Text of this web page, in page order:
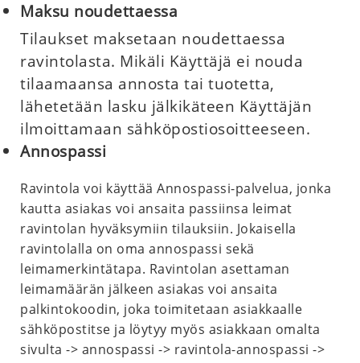
Maksu noudettaessa
Tilaukset maksetaan noudettaessa
ravintolasta. Mikäli Käyttäjä ei nouda
tilaamaansa annosta tai tuotetta,
lähetetään lasku jälkikäteen Käyttäjän
ilmoittamaan sähköpostiosoitteeseen.
Annospassi
Ravintola voi käyttää Annospassi-palvelua, jonka
kautta asiakas voi ansaita passiinsa leimat
ravintolan hyväksymiin tilauksiin. Jokaisella
ravintolalla on oma annospassi sekä
leimamerkintätapa. Ravintolan asettaman
leimamäärän jälkeen asiakas voi ansaita
palkintokoodin, joka toimitetaan asiakkaalle
sähköpostitse ja löytyy myös asiakkaan omalta
sivulta -> annospassi -> ravintola-annospassi ->